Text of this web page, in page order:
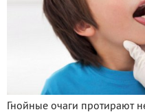
Гнойные очаги протирают